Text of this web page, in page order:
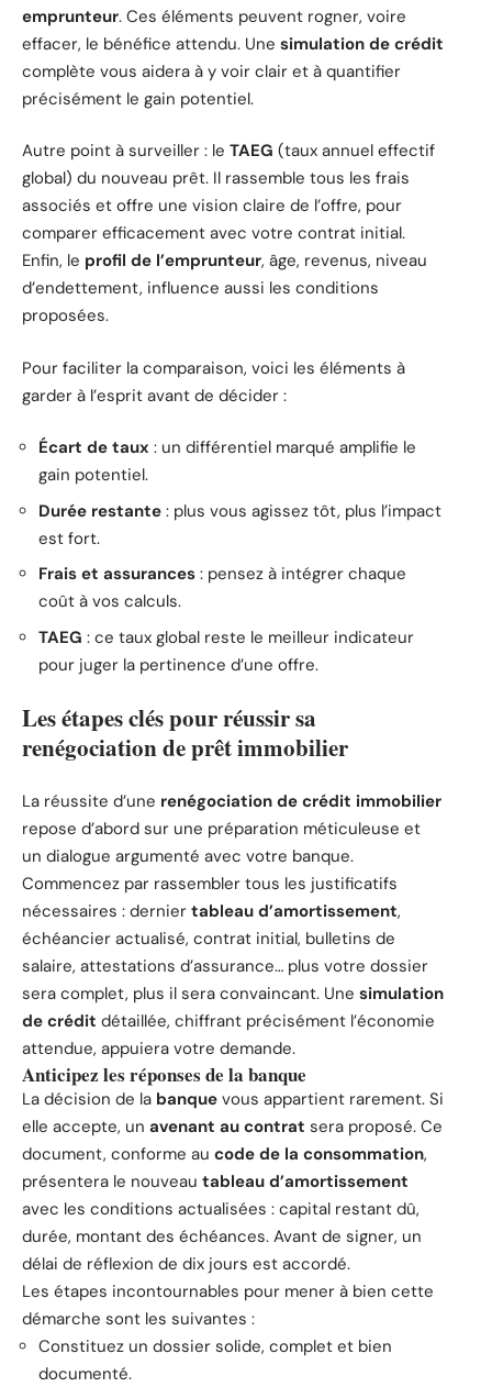
emprunteur. Ces éléments peuvent rogner, voire
effacer, le bénéfice attendu. Une simulation de crédit
complète vous aidera à y voir clair et à quantifier
précisément le gain potentiel.
Autre point à surveiller : le TAEG (taux annuel effectif
global) du nouveau prêt. Il rassemble tous les frais
associés et offre une vision claire de l’offre, pour
comparer efficacement avec votre contrat initial.
Enfin, le profil de l’emprunteur, âge, revenus, niveau
d’endettement, influence aussi les conditions
proposées.
Pour faciliter la comparaison, voici les éléments à
garder à l’esprit avant de décider :
Écart de taux : un différentiel marqué amplifie le
gain potentiel.
Durée restante : plus vous agissez tôt, plus l’impact
est fort.
Frais et assurances : pensez à intégrer chaque
coût à vos calculs.
TAEG : ce taux global reste le meilleur indicateur
pour juger la pertinence d’une offre.
Les étapes clés pour réussir sa
renégociation de prêt immobilier
La réussite d’une renégociation de crédit immobilier
repose d’abord sur une préparation méticuleuse et
un dialogue argumenté avec votre banque.
Commencez par rassembler tous les justificatifs
nécessaires : dernier tableau d’amortissement,
échéancier actualisé, contrat initial, bulletins de
salaire, attestations d’assurance… plus votre dossier
sera complet, plus il sera convaincant. Une simulation
de crédit détaillée, chiffrant précisément l’économie
attendue, appuiera votre demande.
Anticipez les réponses de la banque
La décision de la banque vous appartient rarement. Si
elle accepte, un avenant au contrat sera proposé. Ce
document, conforme au code de la consommation,
présentera le nouveau tableau d’amortissement
avec les conditions actualisées : capital restant dû,
durée, montant des échéances. Avant de signer, un
délai de réflexion de dix jours est accordé.
Les étapes incontournables pour mener à bien cette
démarche sont les suivantes :
Constituez un dossier solide, complet et bien
documenté.